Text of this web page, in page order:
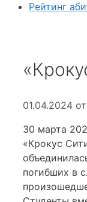
Рейтинг
01.04.2024 от
30 марта
«Крокус
погибших в